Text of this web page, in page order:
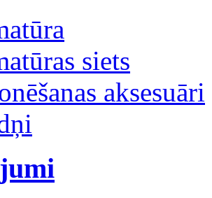
siets
aksesuāri